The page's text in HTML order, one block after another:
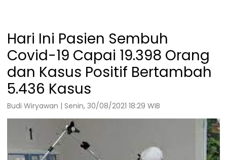
Hari Ini Pasien Sembuh
Covid-19 Capai 19.398 Orang
dan Kasus Positif Bertambah
5.436 Kasus
Budi Wiryawan | Senin, 30/08/2021 18:29 WIB